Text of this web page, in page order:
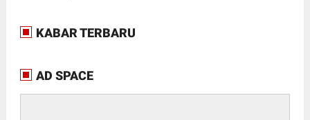
KABAR TERBARU
AD SPACE